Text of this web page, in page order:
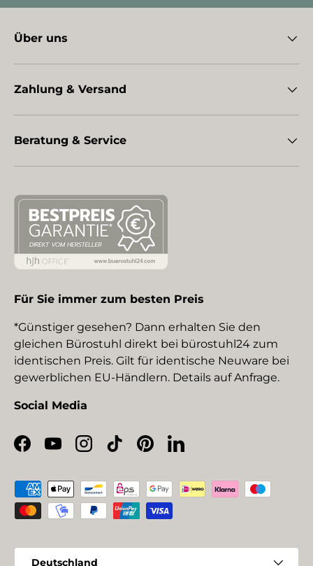
Über uns
Zahlung & Versand
Beratung & Service
Für Sie immer zum besten Preis
*Günstiger gesehen? Dann erhalten Sie den
gleichen Bürostuhl direkt bei bürostuhl24 zum
identischen Preis. Gilt für identische Neuware bei
gewerblichen EU-Händlern. Details auf Anfrage.
Social Media
Facebook
YouTubeInstagram
TikTokPinterestLinkedIn
Zahlungsmethoden
Deutschland